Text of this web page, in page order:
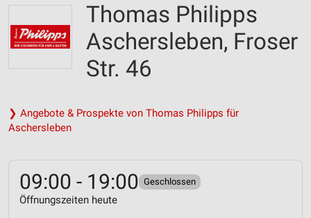
Thomas Philipps
Aschersleben, Froser
Str. 46
❯ Angebote & Prospekte von Thomas Philipps für
Aschersleben
09:00 - 19:00 Geschlossen
Öffnungszeiten heute